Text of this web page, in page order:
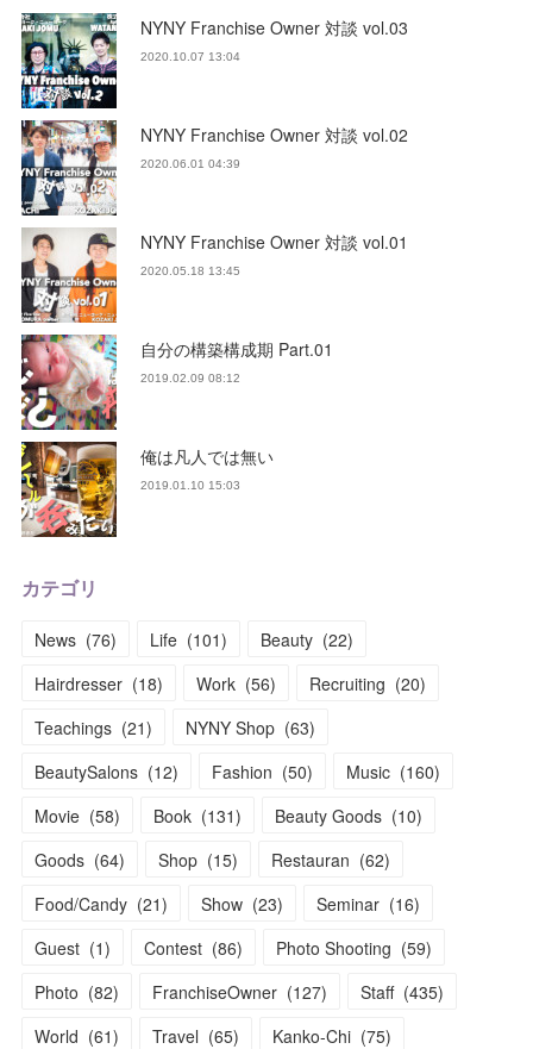
NYNY Franchise Owner 対談 vol.03
2020.10.07 13:04
NYNY Franchise Owner 対談 vol.02
2020.06.01 04:39
NYNY Franchise Owner 対談 vol.01
2020.05.18 13:45
自分の構築構成期 Part.01
2019.02.09 08:12
俺は凡人では無い
2019.01.10 15:03
カテゴリ
News (76) Life (101) Beauty (22)
Hairdresser (18) Work (56) Recruiting (20)
Teachings (21) NYNY Shop (63)
BeautySalons (12) Fashion (50) Music (160)
Movie (58) Book (131) Beauty Goods (10)
Goods (64) Shop (15) Restauran (62)
Food/Candy (21) Show (23) Seminar (16)
Guest (1) Contest (86) Photo Shooting (59)
Photo (82) FranchiseOwner (127) Staff (435)
World (61) Travel (65) Kanko-Chi (75)